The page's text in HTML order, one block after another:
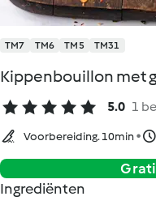
TM7 TM6 TM5 TM31
Kippenbouillon met
5.0 1
Voorbereiding. 10min
Ingrediënten